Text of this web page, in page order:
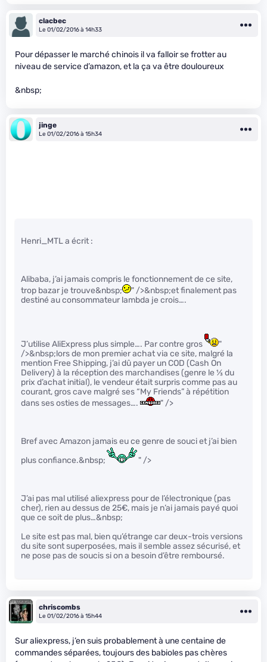
clacbec
Le 01/02/2016 à 14h33
Pour dépasser le marché chinois il va falloir se frotter au
niveau de service d’amazon, et la ça va être douloureux
&nbsp;
jinge
Le 01/02/2016 à 15h34
Henri_MTL a écrit :
Alibaba, j’ai jamais compris le fonctionnement de ce site,
trop bazar je trouve&nbsp;
" />&nbsp;et finalement pas
destiné au consommateur lambda je crois….
J’utilise AliExpress plus simple…. Par contre gros
"
/>&nbsp;lors de mon premier achat via ce site, malgré la
mention Free Shipping, j’ai dû payer un COD (Cash On
Delivery) à la réception des marchandises (genre le 1⁄3du
prix d’achat initial), le vendeur était surpris comme pas au
courant, gros cave malgré ses “My Friends” à répétition
dans ses osties de messages….
" />
Bref avec Amazon jamais eu ce genre de souci et j’ai bien
plus confiance.&nbsp;
" />
J’ai pas mal utilisé aliexpress pour de l’électronique (pas
cher), rien au dessus de 25€, mais je n’ai jamais payé quoi
que ce soit de plus…&nbsp;
Le site est pas mal, bien qu’étrange car deux-trois versions
du site sont superposées, mais il semble assez sécurisé, et
ne pose pas de soucis si on a besoin d’être remboursé.
chriscombs
Le 01/02/2016 à 15h44
Sur aliexpress, j’en suis probablement à une centaine de
commandes séparées, toujours des babioles pas chères